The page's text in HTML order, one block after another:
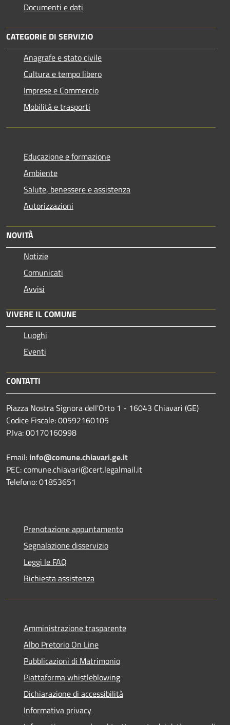
Documenti e dati
CATEGORIE DI SERVIZIO
Anagrafe e stato civile
Cultura e tempo libero
Imprese e Commercio
Mobilità e trasporti
Educazione e formazione
Ambiente
Salute, benessere e assistenza
Autorizzazioni
NOVITÀ
Notizie
Comunicati
Avvisi
VIVERE IL COMUNE
Luoghi
Eventi
CONTATTI
Piazza Nostra Signora dell'Orto 1 - 16043 Chiavari (GE)
Codice Fiscale: 00592160105
P.Iva: 00170160998
Email: info@comune.chiavari.ge.it
PEC: comune.chiavari@cert.legalmail.it
Telefono: 01853651
Prenotazione appuntamento
Segnalazione disservizio
Leggi le FAQ
Richiesta assistenza
Amministrazione trasparente
Albo Pretorio On Line
Pubblicazioni di Matrimonio
Piattaforma whistleblowing
Dichiarazione di accessibilità
Informativa privacy